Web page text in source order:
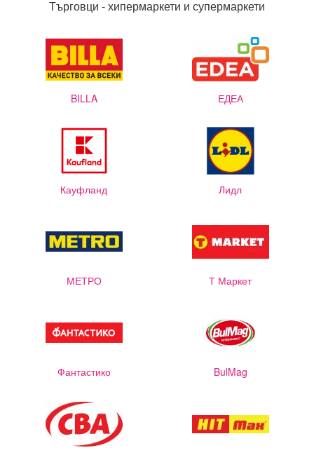
Търговци - хипермаркети и супермаркети
BILLA ЕДЕА
Кауфланд Лидл
МЕТРО Т Маркет
Фантастико BulMag